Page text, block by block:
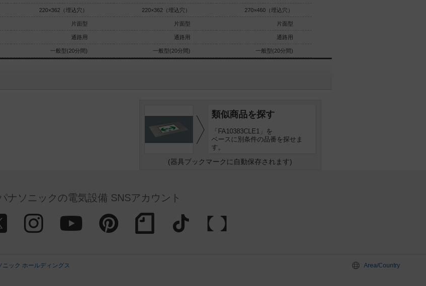
220×362（埋込穴）
片面型
通路用
一般型(20分間)
220×362（埋込穴）
片面型
通路用
一般型(20分間)
270×460（埋込穴）
片面型
通路用
一般型(20分間)
類似商品を探す
「FA10383CLE1」を
ベースに別条件の品番を探せま
す。
(器具ブックマークに自動保存されます)
ナソニックの電気設備 SNSアカウント
ニック ホールディングス
Area/Country